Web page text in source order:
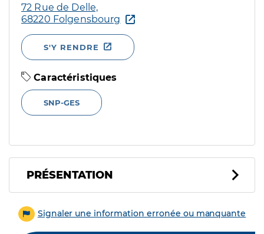
72 Rue de Delle,
68220 Folgensbourg
S'Y RENDRE
Caractéristiques
SNP-GES
PRÉSENTATION
Signaler une information erronée ou manquante